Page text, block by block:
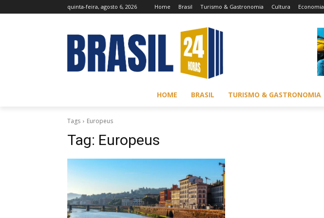
quinta-feira, agosto 6, 2026 Home Brasil Turismo & Gastronomia Cultura Economia
HOME BRASIL TURISMO & GASTRONOMIA
Tags Europeus
Tag: Europeus